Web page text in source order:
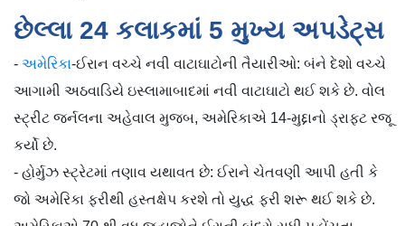
છેલ્લા 24 કલાકમાં 5 મુખ્ય અપડેટ્સ
- અમેરિકા-ઈરાન વચ્ચે નવી વાટાઘાટોની તૈયારીઓ: બંને દેશો વચ્ચે
આગામી અઠવાડિયે ઇસ્લામાબાદમાં નવી વાટાઘાટો થઈ શકે છે. વોલ
સ્ટ્રીટ જર્નલના અહેવાલ મુજબ, અમેરિકાએ 14-મુદ્દાનો ડ્રાફ્ટ રજૂ
કર્યો છે.
- હોર્મુઝ સ્ટ્રેટમાં તણાવ યથાવત છે: ઈરાને ચેતવણી આપી હતી કે
જો અમેરિકા ફરીથી હસ્તક્ષેપ કરશે તો યુદ્ધ ફરી શરૂ થઈ શકે છે.